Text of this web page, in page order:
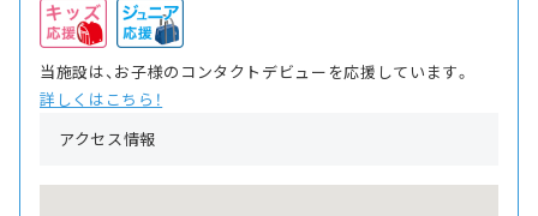
当施設は、お子様のコンタクトデビューを応援しています。
詳しくはこちら！
アクセス情報